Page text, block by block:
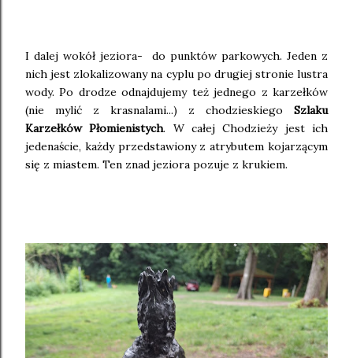
I dalej wokół jeziora- do punktów parkowych. Jeden z
nich jest zlokalizowany na cyplu po drugiej stronie lustra
wody. Po drodze odnajdujemy też jednego z karzełków
(nie mylić z krasnalami...) z chodzieskiego Szlaku
Karzełków Płomienistych. W całej Chodzieży jest ich
jedenaście, każdy przedstawiony z atrybutem kojarzącym
się z miastem. Ten znad jeziora pozuje z krukiem.